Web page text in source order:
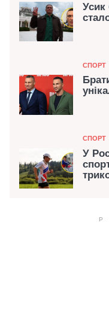
Усик
Категорія
СПОРТ
Категорія
СПОРТ
У